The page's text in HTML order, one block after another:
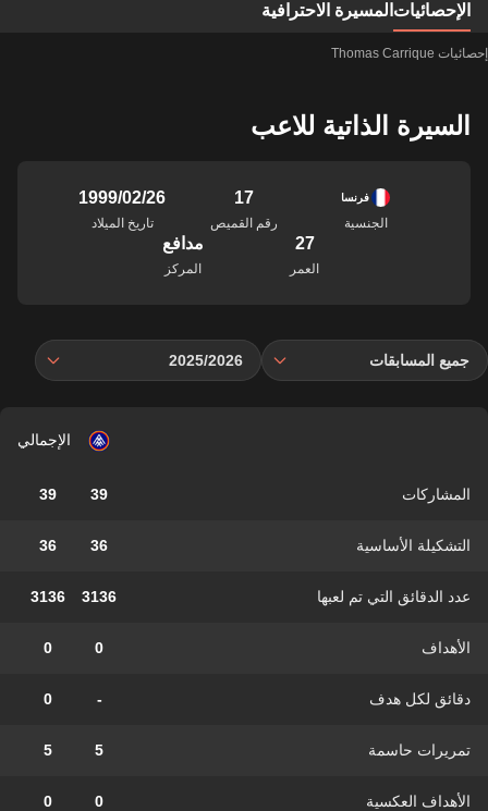
الإحصائيات المسيرة الاحترافية
إحصائيات Thomas Carrique
السيرة الذاتية للاعب
فرنسا
الجنسية
17
رقم القميص
26‏/02‏/1999
تاريخ الميلاد
27
العمر
مدافع
المركز
جميع المسابقات 2025/2026
الإجمالي
المشاركات 39
39
التشكيلة الأساسية 36
36
عدد الدقائق التي تم لعبها 3136
3136
الأهداف 0
0
دقائق لكل هدف -
0
تمريرات حاسمة 5
5
الأهداف العكسية 0
0